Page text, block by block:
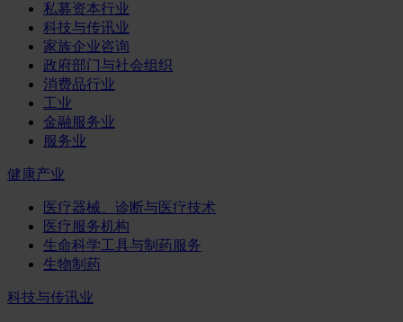
私募资本行业
科技与传讯业
家族企业咨询
政府部门与社会组织
消费品行业
工业
金融服务业
服务业
健康产业
医疗器械、诊断与医疗技术
医疗服务机构
生命科学工具与制药服务
生物制药
科技与传讯业